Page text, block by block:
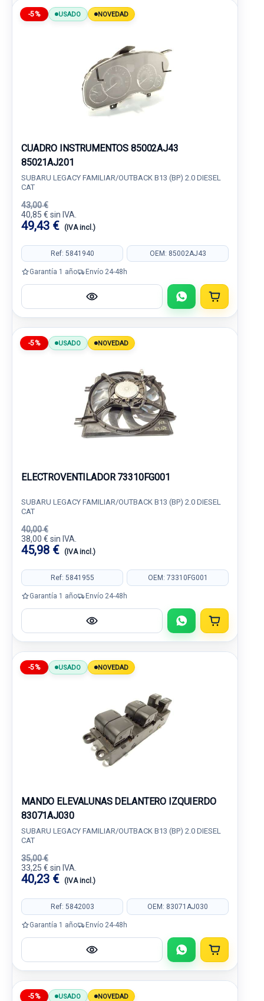
-5% USADO NOVEDAD
CUADRO INSTRUMENTOS 85002AJ43
85021AJ201
SUBARU LEGACY FAMILIAR/OUTBACK B13 (BP) 2.0 DIESEL
CAT
43,00 €
40,85 € sin IVA.
49,43 € (IVA incl.)
Ref: 5841940 OEM: 85002AJ43
Garantía 1 año Envío 24-48h
-5% USADO NOVEDAD
ELECTROVENTILADOR 73310FG001
SUBARU LEGACY FAMILIAR/OUTBACK B13 (BP) 2.0 DIESEL
CAT
40,00 €
38,00 € sin IVA.
45,98 € (IVA incl.)
Ref: 5841955 OEM: 73310FG001
Garantía 1 año Envío 24-48h
-5% USADO NOVEDAD
MANDO ELEVALUNAS DELANTERO IZQUIERDO
83071AJ030
SUBARU LEGACY FAMILIAR/OUTBACK B13 (BP) 2.0 DIESEL
CAT
35,00 €
33,25 € sin IVA.
40,23 € (IVA incl.)
Ref: 5842003 OEM: 83071AJ030
Garantía 1 año Envío 24-48h
-5% USADO NOVEDAD